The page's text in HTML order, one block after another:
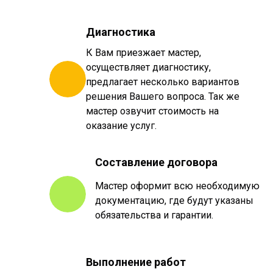
Диагностика
К Вам приезжает мастер,
осуществляет диагностику,
предлагает несколько вариантов
решения Вашего вопроса. Так же
мастер озвучит стоимость на
оказание услуг.
Мастер оформит всю необходимую
документацию, где будут указаны
обязательства и гарантии.
Составление договора
Выполнение работ